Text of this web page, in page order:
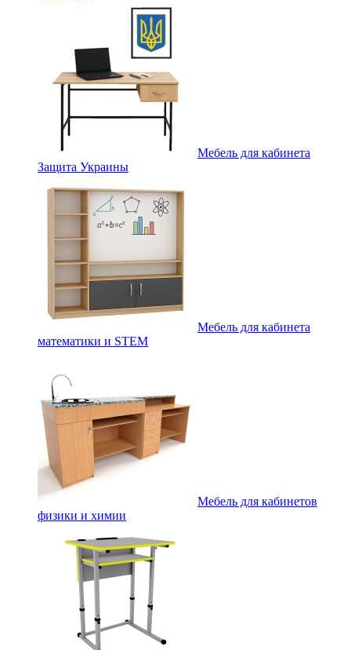
Мебель для кабинета
Защита Украины
Мебель для кабинета
математики и STEM
Мебель для кабинетов
физики и химии